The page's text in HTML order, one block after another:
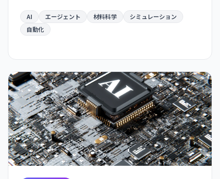
航空宇宙・電子部品分野での新材料開発が急速化
する見通し。
AI エージェント 材料科学
シミュレーション
自動化